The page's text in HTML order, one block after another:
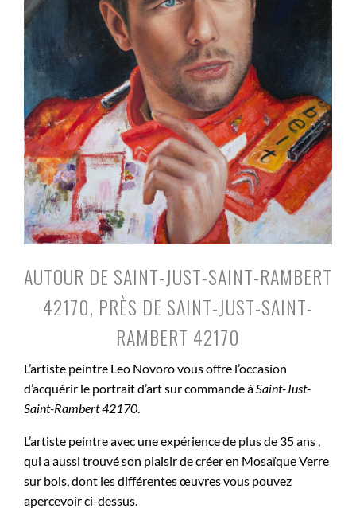
AUTOUR DE SAINT-JUST-SAINT-RAMBERT
42170, PRÈS DE SAINT-JUST-SAINT-
RAMBERT 42170
L’artiste peintre Leo Novoro vous offre l’occasion
d’acquérir le portrait d’art sur commande àSaint-Just-
Saint-Rambert 42170.
L’artiste peintre avec une expérience de plus de 35 ans ,
qui a aussi trouvé son plaisir de créer en Mosaïque Verre
sur bois, dont les différentes œuvres vous pouvez
apercevoir ci-dessus.